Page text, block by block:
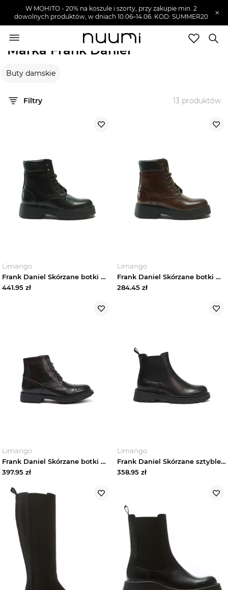
W MOHITO - 20% na koszule i szorty, przy zakupie min. 2
dowolnych produktów, w dniach 10.06–14.06. KOD: SUMMER20
×
Marka Frank Daniel
Buty damskie
Filtry 13 produktów
Limango
Frank Daniel Skórzane botki w kolorze czarnym rozmiar: 36
441.95 zł
Limango
Frank Daniel Skórzane botki w kolorze brązowym rozmiar: 39
284.45 zł
Limango
Frank Daniel Skórzane botki w kolorze czarnym rozmiar: 36
397.95 zł
Limango
Frank Daniel Skórzane sztyblety w kolorze czarnym rozmiar: 40
358.95 zł